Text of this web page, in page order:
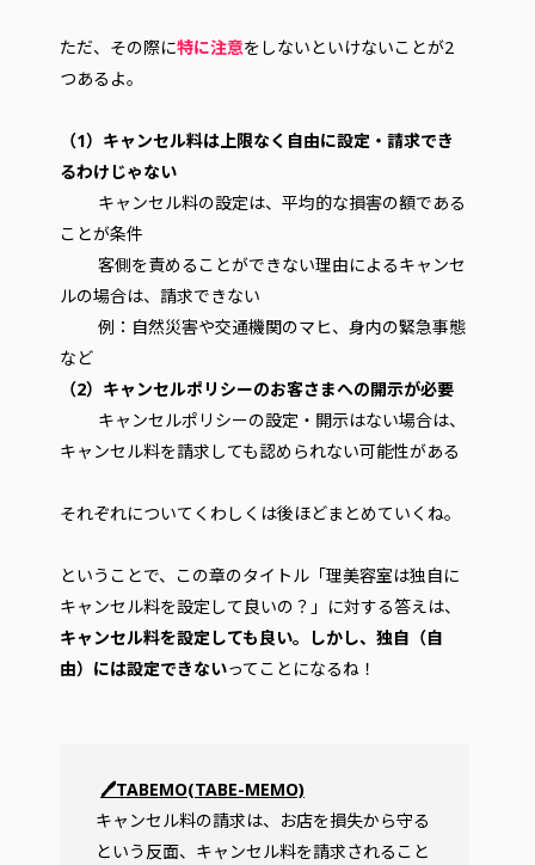
ただ、その際に特に注意をしないといけないことが2
つあるよ。
（1）キャンセル料は上限なく自由に設定・請求でき
るわけじゃない
キャンセル料の設定は、平均的な損害の額である
ことが条件
客側を責めることができない理由によるキャンセ
ルの場合は、請求できない
例：自然災害や交通機関のマヒ、身内の緊急事態
など
（2）キャンセルポリシーのお客さまへの開示が必要
キャンセルポリシーの設定・開示はない場合は、
キャンセル料を請求しても認められない可能性がある
それぞれについてくわしくは後ほどまとめていくね。
ということで、この章のタイトル「理美容室は独自に
キャンセル料を設定して良いの？」に対する答えは、
キャンセル料を設定しても良い。しかし、独自（自
由）には設定できないってことになるね！
🖊TABEMO(TABE-MEMO)
キャンセル料の請求は、お店を損失から守る
という反面、キャンセル料を請求されること